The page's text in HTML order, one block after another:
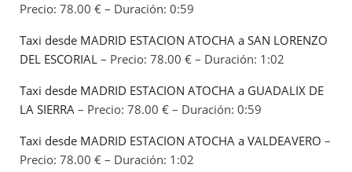
Precio: 78.00 € – Duración: 0:59
Taxi desde MADRID ESTACION ATOCHA a SAN LORENZO
DEL ESCORIAL – Precio: 78.00 € – Duración: 1:02
Taxi desde MADRID ESTACION ATOCHA a GUADALIX DE
LA SIERRA – Precio: 78.00 € – Duración: 0:59
Taxi desde MADRID ESTACION ATOCHA a VALDEAVERO –
Precio: 78.00 € – Duración: 1:02